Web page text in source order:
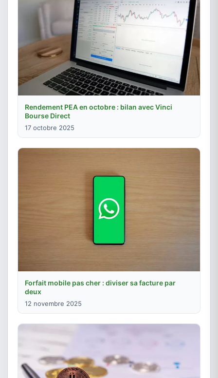
Rendement PEA en octobre : bilan avec Vinci
Bourse Direct
17 octobre 2025
Forfait mobile pas cher : diviser sa facture par
deux
12 novembre 2025